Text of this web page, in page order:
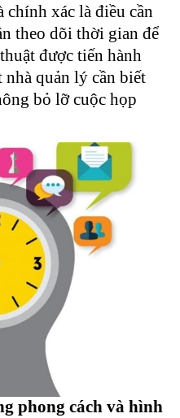
xác là điều cần
theo dõi thời gian để
được tiến hành
quản lý cần biết
bỏ lỡ cuộc họp
phong cách và hình